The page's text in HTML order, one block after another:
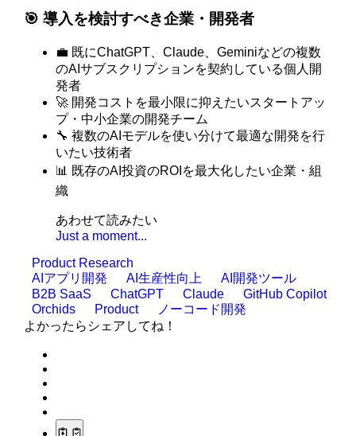
🎯 導入を検討すべき企業・開発者
💼 既にChatGPT、Claude、Geminiなどの複数
のAIサブスクリプションを契約している個人開
発者
🚀 開発コストを最小限に抑えたいスタートアッ
プ・中小企業の開発チーム
🔧 複数のAIモデルを使い分けて最適な開発を行
いたい技術者
📊 既存のAI投資のROIを最大化したい企業・組
織
あわせて読みたい
Just a moment...
Product Research
AIアプリ開発
AI生産性向上
AI開発ツール
B2B SaaS
ChatGPT Claude
GitHub Copilot
Orchids
Product
ノーコード開発
よかったらシェアしてね！